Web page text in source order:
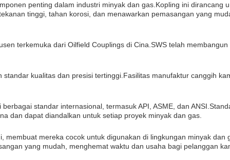
penting dalam industri minyak dan gas.Kopling ini
tinggi, tahan korosi, dan menawarkan pemasangan yang
terkemuka dari Oilfield Couplings di Cina.SWS telah
kualitas dan presisi tertinggi.Fasilitas manufaktur canggih
standar internasional, termasuk API, ASME, dan
dan dapat diandalkan untuk setiap proyek minyak dan gas.
membuat mereka cocok untuk digunakan di lingkungan minyak
yang mudah, menghemat waktu dan usaha bagi pelanggan